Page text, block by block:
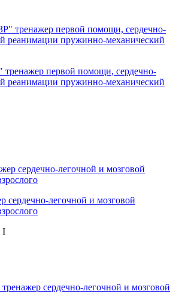
первой помощи, сердечно-
реанимации пружинно-механический
сердечно-легочной и мозговой
I